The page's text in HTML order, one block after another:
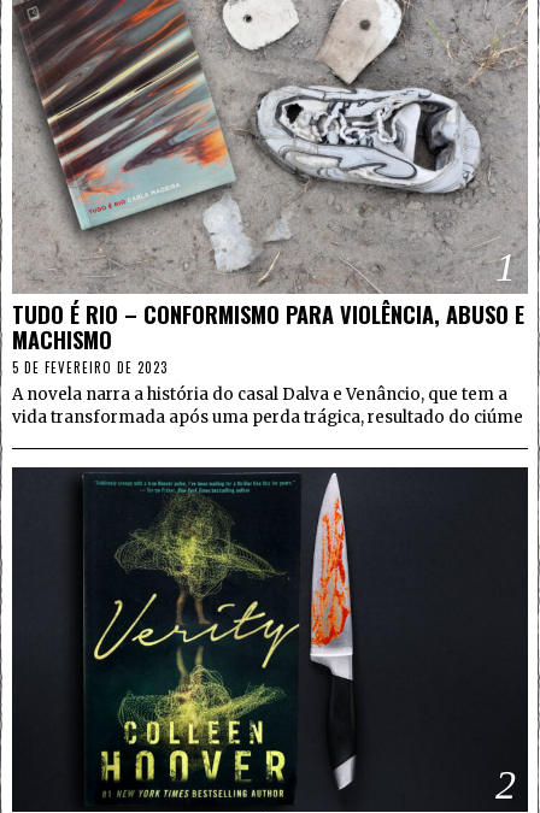
1
TUDO É RIO – CONFORMISMO PARA VIOLÊNCIA, ABUSO E
MACHISMO
5 DE FEVEREIRO DE 2023
A novela narra a história do casal Dalva e Venâncio, que tem a
vida transformada após uma perda trágica, resultado do ciúme
2